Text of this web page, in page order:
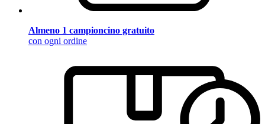
Almeno 1 campioncino gratuito
con ogni ordine